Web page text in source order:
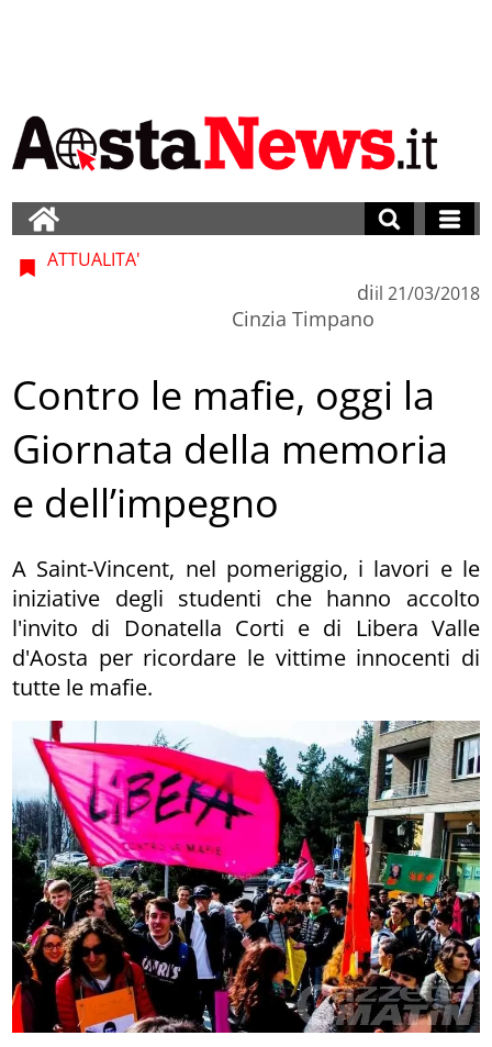
ATTUALITA'
di
Cinzia Timpano
il 21/03/2018
Contro le mafie, oggi la
Giornata della memoria
e dell’impegno
A Saint-Vincent, nel pomeriggio, i lavori e le
iniziative degli studenti che hanno accolto
l'invito di Donatella Corti e di Libera Valle
d'Aosta per ricordare le vittime innocenti di
tutte le mafie.